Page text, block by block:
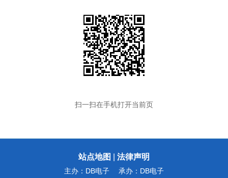
扫一扫在手机打开当前页
站点地图 法律声明
主办：DB电子
承办：DB电子